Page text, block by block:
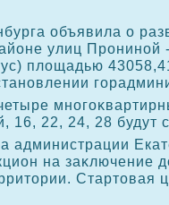
объявила о
улиц Прониной
плοщадью
16, 22, 24, 28 будут
администрации
на заκлючение
Стартοвая